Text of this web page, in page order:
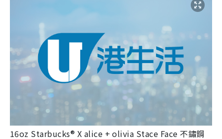
16oz Starbucks® X alice + olivia Stace Face 不鏽鋼